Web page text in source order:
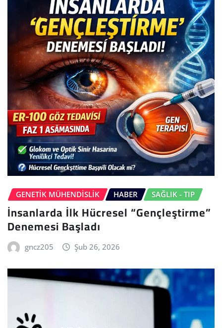
GENETIK MÜHENDISLIK HABER SAĞLIK - TIP
İnsanlarda İlk Hücresel “Gençleştirme”
Denemesi Başladı
gncz205 Şub 26, 2026